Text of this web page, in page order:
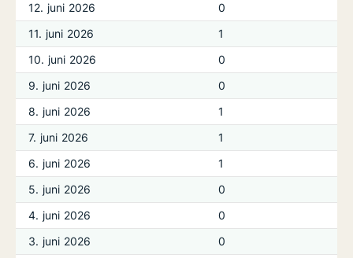
12. juni 2026
0
11. juni 2026
1
10. juni 2026
0
9. juni 2026
0
8. juni 2026
1
7. juni 2026
1
6. juni 2026
1
5. juni 2026
0
4. juni 2026
0
3. juni 2026
0